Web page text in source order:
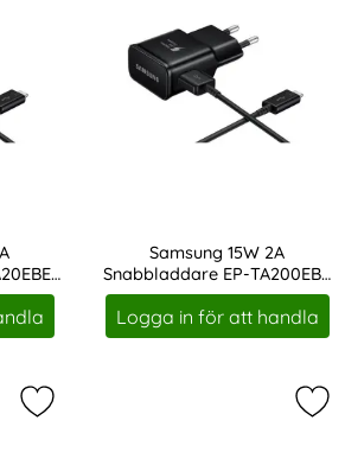
Svart
Samsung 15W 2A
Snabbladdare EP-TA200EBE
inkl. 150 cm USB-C Kabel -
Svart
Art. nr 13867
Logga in för att handla
Markera samsung 15W 2A